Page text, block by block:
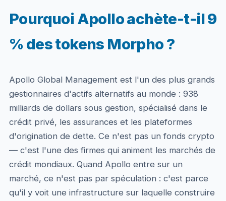
Pourquoi Apollo achète-t-il 9
% des tokens Morpho ?
Apollo Global Management est l'un des plus grands
gestionnaires d'actifs alternatifs au monde : 938
milliards de dollars sous gestion, spécialisé dans le
crédit privé, les assurances et les plateformes
d'origination de dette. Ce n'est pas un fonds crypto
— c'est l'une des firmes qui animent les marchés de
crédit mondiaux. Quand Apollo entre sur un
marché, ce n'est pas par spéculation : c'est parce
qu'il y voit une infrastructure sur laquelle construire